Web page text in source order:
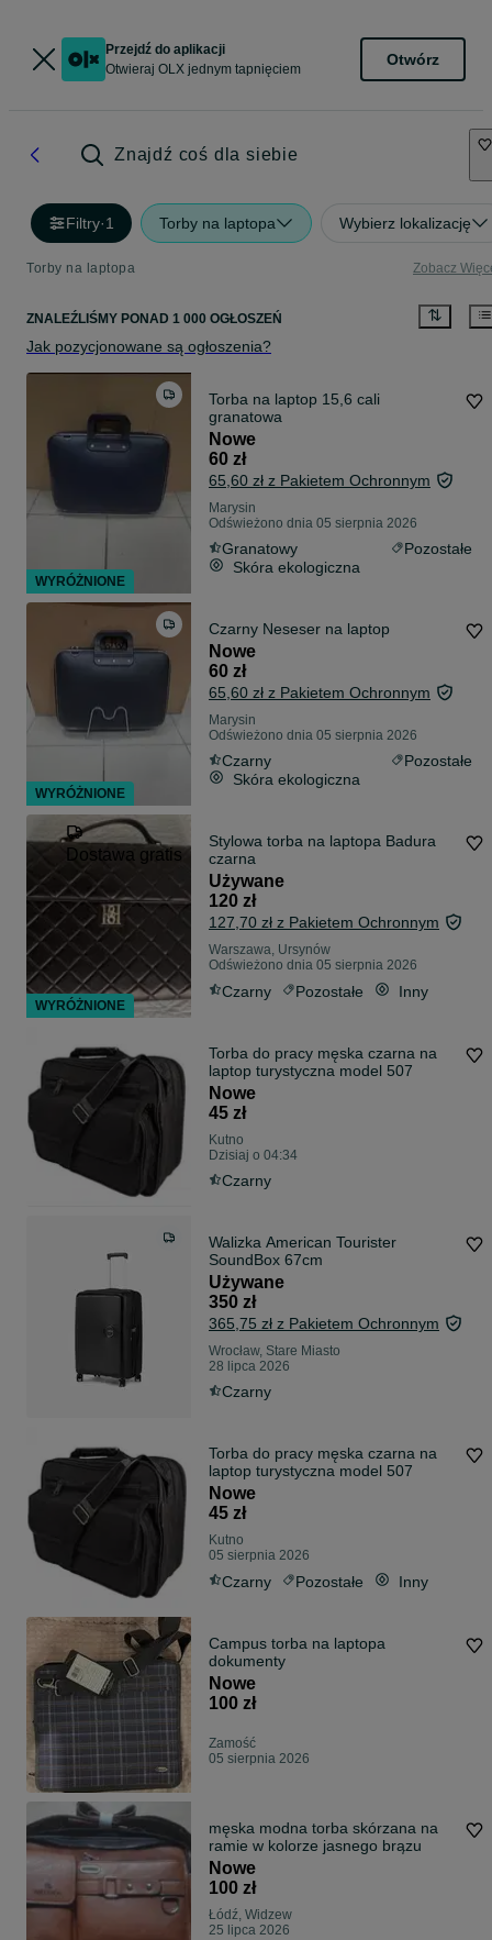
Przejdź do aplikacji
Otwieraj OLX jednym tapnięciem
Otwórz
Znajdź coś dla siebie
Filtry·1 Torby na laptopa Wybierz lokalizację
Torby na laptopa Zobacz
ZNALEŹLIŚMY PONAD 1 000 OGŁOSZEŃ
Jak pozycjonowane są ogłoszenia?
Torba na laptop 15,6 cali
granatowa
Nowe
60 zł
65,60 zł z Pakietem Ochronnym
Marysin
Odświeżono dnia 05 sierpnia 2026
Granatowy
Pozostałe
Skóra ekologiczna
Czarny Neseser na laptop
Nowe
60 zł
65,60 zł z Pakietem Ochronnym
Marysin
Odświeżono dnia 05 sierpnia 2026
Czarny
Pozostałe
Skóra ekologiczna
Dostawa gratis
Stylowa torba na laptopa Badura
czarna
Używane
120 zł
127,70 zł z Pakietem Ochronnym
Warszawa, Ursynów
Odświeżono dnia 05 sierpnia 2026
Czarny Pozostałe Inny
Torba do pracy męska czarna na
laptop turystyczna model 507
Nowe
45 zł
Kutno
Dzisiaj o 04:34
Czarny
Walizka American Tourister
SoundBox 67cm
Używane
350 zł
365,75 zł z Pakietem Ochronnym
Wrocław, Stare Miasto
28 lipca 2026
Czarny
Torba do pracy męska czarna na
laptop turystyczna model 507
Nowe
45 zł
Kutno
05 sierpnia 2026
Czarny Pozostałe Inny
Campus torba na laptopa
dokumenty
Nowe
100 zł
Zamość
05 sierpnia 2026
męska modna torba skórzana na
ramie w kolorze jasnego brązu
Nowe
100 zł
Łódź, Widzew
25 lipca 2026
WYRÓŻNIONE
WYRÓŻNIONE
WYRÓŻNIONE